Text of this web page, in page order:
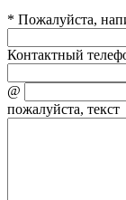
* Пожалуйста,
Контактный
@
пожалуйста, текст